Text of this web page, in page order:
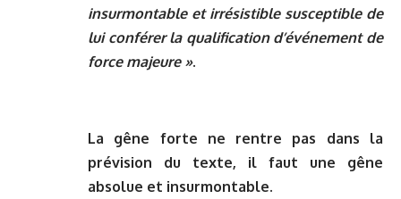
insurmontable et irrésistible susceptible de
lui conférer la qualification d’événement de
force majeure ».
La gêne forte ne rentre pas dans la
prévision du texte, il faut une gêne
absolue et insurmontable.